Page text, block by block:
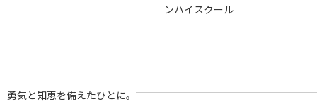
ンハイスクール
勇気と知恵を備えたひとに。